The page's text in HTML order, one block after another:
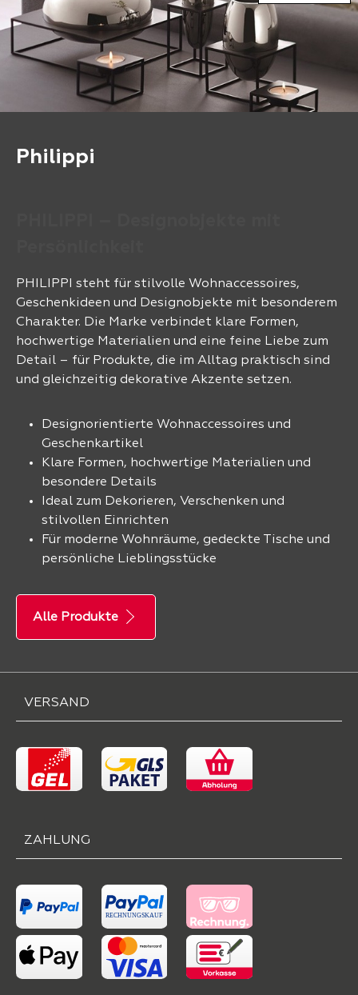
Philippi
PHILIPPI steht für stilvolle Wohnaccessoires,
Geschenkideen und Designobjekte mit besonderem
Charakter. Die Marke verbindet klare Formen,
hochwertige Materialien und eine feine Liebe zum
Detail – für Produkte, die im Alltag praktisch sind
und gleichzeitig dekorative Akzente setzen.
Designorientierte Wohnaccessoires und
Geschenkartikel
Klare Formen, hochwertige Materialien und
besondere Details
Ideal zum Dekorieren, Verschenken und
stilvollen Einrichten
Für moderne Wohnräume, gedeckte Tische und
persönliche Lieblingsstücke
Alle Produkte
VERSAND
ZAHLUNG